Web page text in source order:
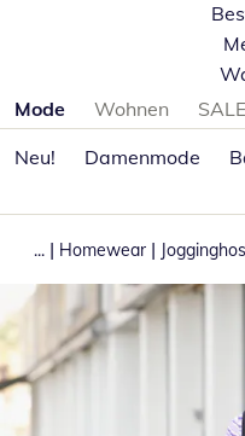
Produktkategorien
Mode Wohnen
Neu!
Damenmode
... | Homewear |